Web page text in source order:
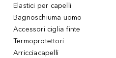
Elastici per capelli
Bagnoschiuma uomo
Accessori ciglia finte
Termoprotettori
Arricciacapelli